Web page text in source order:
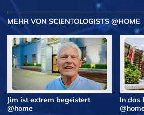
MEHR VON SCIENTOLOGISTS @HOME
Jim ist extrem begeistert
@home
In das